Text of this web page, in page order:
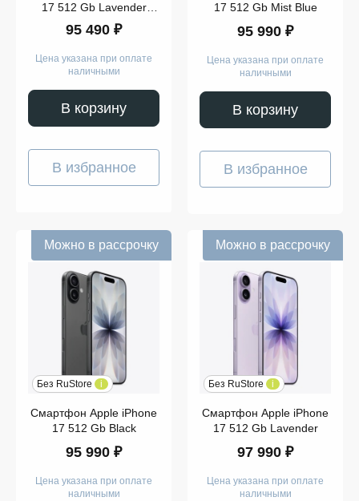
17 512 Gb Lavender
(eSim)
95 490 ₽
Цена указана при оплате
наличными
В корзину
В избранное
17 512 Gb Mist Blue
95 990 ₽
Цена указана при оплате
наличными
В корзину
В избранное
Можно в рассрочку
Смартфон Apple iPhone
17 512 Gb Black
Без RuStore i
95 990 ₽
Цена указана при оплате
наличными
Можно в рассрочку
Смартфон Apple iPhone
17 512 Gb Lavender
Без RuStore i
97 990 ₽
Цена указана при оплате
наличными